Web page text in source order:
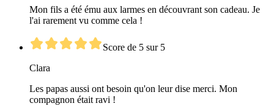
Mon fils a été ému aux larmes en découvrant son cadeau. Je
l'ai rarement vu comme cela !
Score de 5 sur 5
Clara
Les papas aussi ont besoin qu'on leur dise merci. Mon
compagnon était ravi !